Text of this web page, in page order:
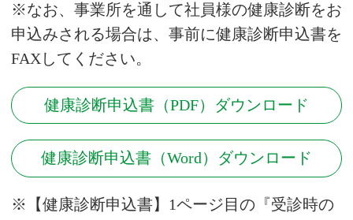
※なお、事業所を通して社員様の健康診断をお
申込みされる場合は、事前に健康診断申込書を
FAXしてください。
健康診断申込書（PDF）ダウンロード
健康診断申込書（Word）ダウンロード
※【健康診断申込書】1ページ目の『受診時の